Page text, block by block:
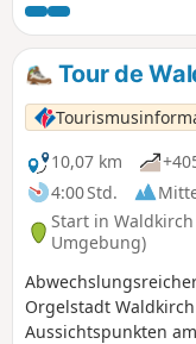
Tour de
10,07 km
4:00 Std.
Start in
Umgebung)
Orgelstadt
Aussichtspunkten